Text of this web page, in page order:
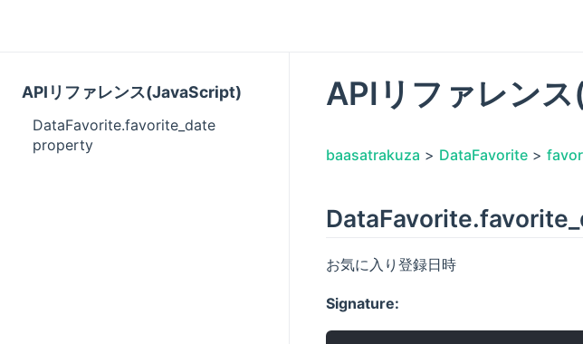
APIリファレンス(JavaScript)
DataFavorite.favorite_date
property
APIリファレン
baasatrakuza > DataFavorite >
お気に入り登録日時
Signature: